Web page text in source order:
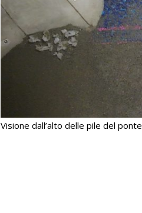
Visione dall’alto delle pile del ponte